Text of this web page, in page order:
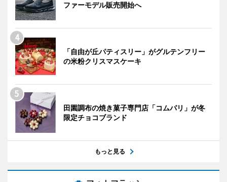
ファーモデル販売開始へ
「自由が丘パティスリー」がグルテンフリー
の米粉クリスマスケーキ
田園調布の焼き菓子専門店「コムパリ」が冬
限定チョコブランド
もっと見る